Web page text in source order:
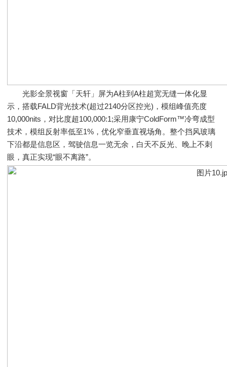
光影全景视窗「天轩」屏为A柱到A柱超宽无缝一体化显
示，搭载FALD背光技术(超过2140分区控光)，模组峰值亮度
10,000nits，对比度超100,000:1;采用康宁ColdForm™冷弯成型
技术，模组反射率低至1%，优化窄垂直视场角。整个挡风玻璃
下沿都是信息区，驾驶信息一览无余，白天不反光、晚上不刺
眼，真正实现“眼不离路”。